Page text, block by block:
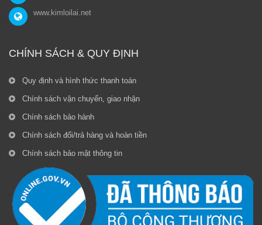
www.kimloilai.net
CHÍNH SÁCH & QUY ĐỊNH
Quy định và hình thức thanh toán
Chính sách vận chuyển, giao nhận
Chính sách bảo hành
Chính sách đổi/trả hàng và hoàn tiền
Chính sách bảo mật thông tin